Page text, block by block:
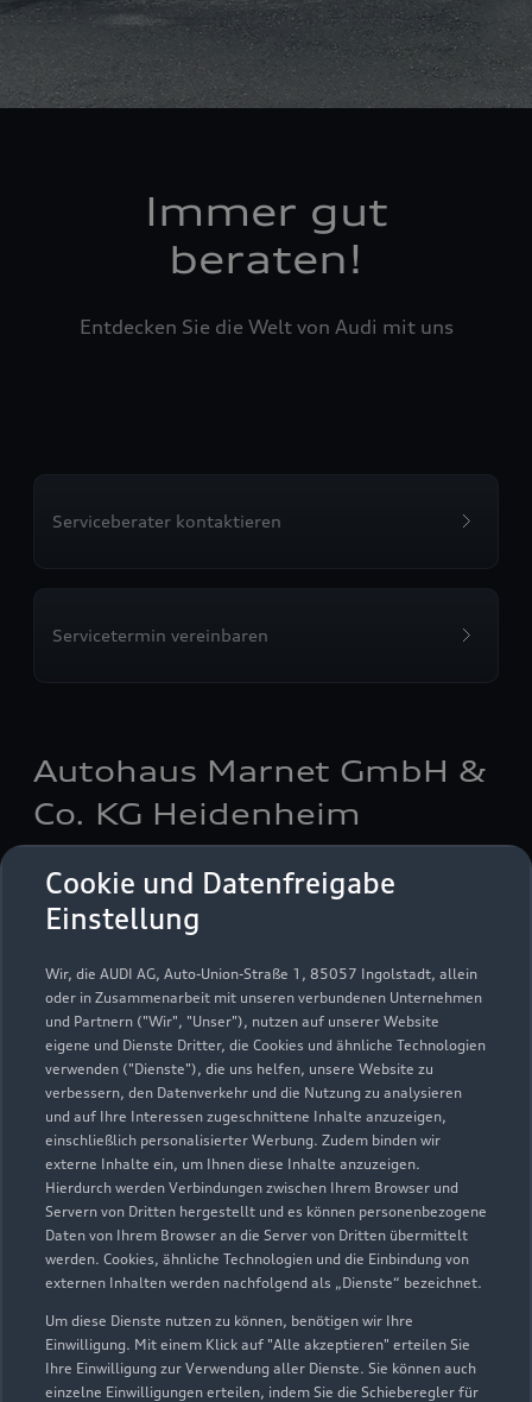
Cookie und Datenfreigabe
Einstellung
Wir, die AUDI AG, Auto-Union-Straße 1, 85057 Ingolstadt, allein
oder in Zusammenarbeit mit unseren verbundenen Unternehmen
und Partnern ("Wir", "Unser"), nutzen auf unserer Website
eigene und Dienste Dritter, die Cookies und ähnliche Technologien
verwenden ("Dienste"), die uns helfen, unsere Website zu
verbessern, den Datenverkehr und die Nutzung zu analysieren
und auf Ihre Interessen zugeschnittene Inhalte anzuzeigen,
einschließlich personalisierter Werbung. Zudem binden wir
externe Inhalte ein, um Ihnen diese Inhalte anzuzeigen.
Hierdurch werden Verbindungen zwischen Ihrem Browser und
Servern von Dritten hergestellt und es können personenbezogene
Daten von Ihrem Browser an die Server von Dritten übermittelt
werden. Cookies, ähnliche Technologien und die Einbindung von
externen Inhalten werden nachfolgend als „Dienste“ bezeichnet.
Um diese Dienste nutzen zu können, benötigen wir Ihre
Einwilligung. Mit einem Klick auf "Alle akzeptieren" erteilen Sie
Ihre Einwilligung zur Verwendung aller Dienste. Sie können auch
einzelne Einwilligungen erteilen, indem Sie die Schieberegler für
Immer gut
beraten!
Entdecken Sie die Welt von Audi mit uns
Serviceberater kontaktieren
Servicetermin vereinbaren
Autohaus Marnet GmbH &
Co. KG Heidenheim
Aufhausener Straße 23 + 25
89520 Heidenheim
07321 918910
audi-heidenheim@marnet.de